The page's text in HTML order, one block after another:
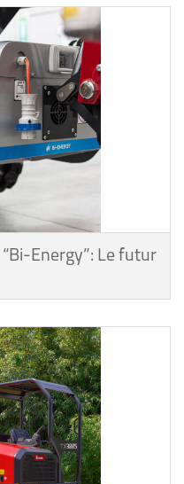
Energy”: Le futur